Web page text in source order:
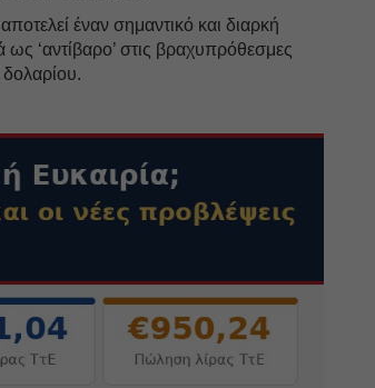
έναν σημαντικό και διαρκή
‘αντίβαρο’ στις βραχυπρόθεσμες
δολαρίου.